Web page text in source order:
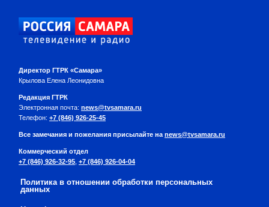
Директор ГТРК «Самара»
Крылова Елена Леонидовна
Редакция ГТРК
Электронная почта: news@tvsamara.ru
Телефон: +7 (846) 926-25-45
Все замечания и пожелания присылайте на news@tvsamara.ru
Коммерческий отдел
+7 (846) 926-32-95 +7 (846) 926-04-04
Политика в отношении обработки персональных
данных